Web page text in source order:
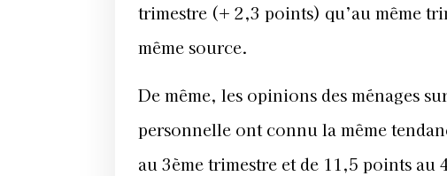
trimestre (+ 2,3 points) qu’au même
même source.
De même, les opinions des ménages
personnelle ont connu la même
au 3ème trimestre et de 11,5 points au